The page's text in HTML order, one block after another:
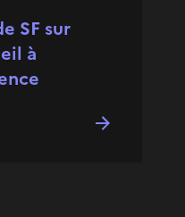
SF sur
à